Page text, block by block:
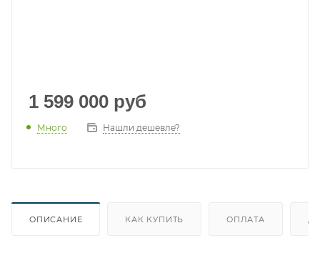
1 599 000 руб
Много Нашли дешевле?
ОПИСАНИЕ КАК КУПИТЬ ОПЛАТА